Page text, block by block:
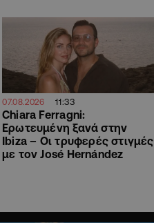
07.08.2026 11:33
Chiara Ferragni:
Ερωτευμένη ξανά στην
Ibiza – Οι τρυφερές στιγμές
με τον José Hernández